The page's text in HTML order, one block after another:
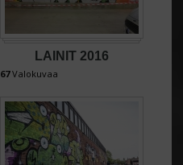
LAINIT 2016
67Valokuvaa